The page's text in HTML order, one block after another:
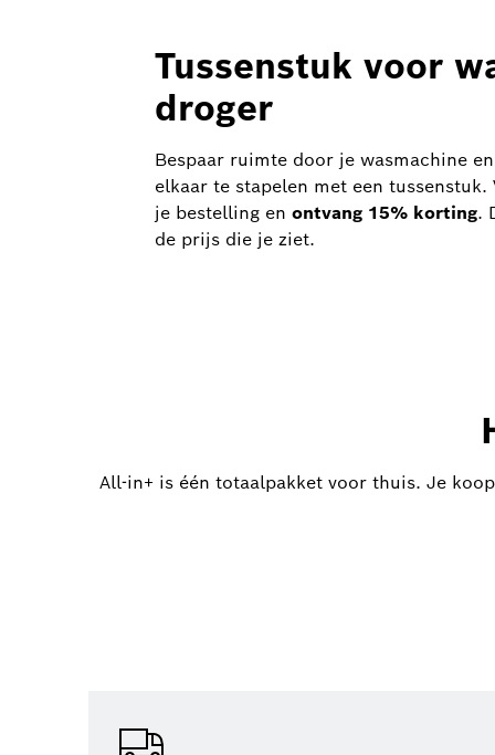
Tussenstuk voor
droger
Bespaar ruimte door je wasmachine
elkaar te stapelen met een tussenstuk.
je bestelling en ontvang 15% korting.
de prijs die je ziet.
All-in+ is één totaalpakket voor thuis. Je